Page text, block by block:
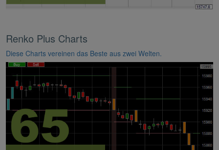
Renko Plus Charts
Diese Charts vereinen das Beste aus zwei Welten.